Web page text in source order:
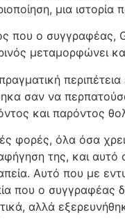
μια
που ο συγγραφέας,
μεταμορφώνει
σαν να
και παρόντος
φορές, όλα όσα
της, και
Αυτό που με
που ο συγγραφέας
αλλά